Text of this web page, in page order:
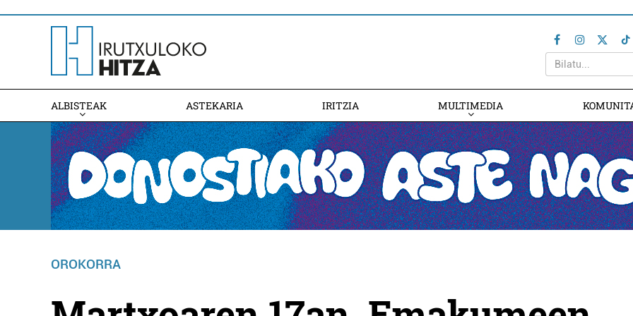
ALBISTEAK ASTEKARIA IRITZIA MULTIMEDIA
OROKORRA